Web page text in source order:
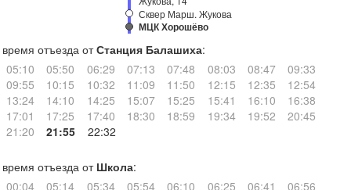
Сквер Марш. Жукова
МЦК Хорошёво
время отъезда отСтанция Балашиха:
05:10
05:50 06:29 07:13 07:48 08:03 08:47
09:33
09:55
10:15 10:32 11:09 11:50 12:15 12:35
12:54
13:24
14:10 14:25 15:07 15:25 15:41 16:10
16:38
17:01
17:25 17:40 18:30 18:59 19:34 19:52
20:45
21:20
21:55 22:32
время отъезда от Школа:
00:04
05:14 05:34 05:54 06:10 06:25 06:41 06:56